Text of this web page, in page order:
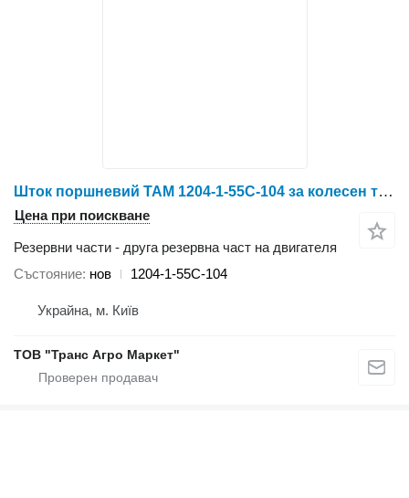
Шток поршневий TAM 1204-1-55C-104 за колесен трактор YTO X804/X904/LX954/NLX1024/NLX1054/X1204/NLX1304/NLX1404
Цена при поискване
Резервни части - друга резервна част на двигателя
Състояние нов 1204-1-55C-104
Украйна, м. Київ
ТОВ "Транс Агро Маркет"